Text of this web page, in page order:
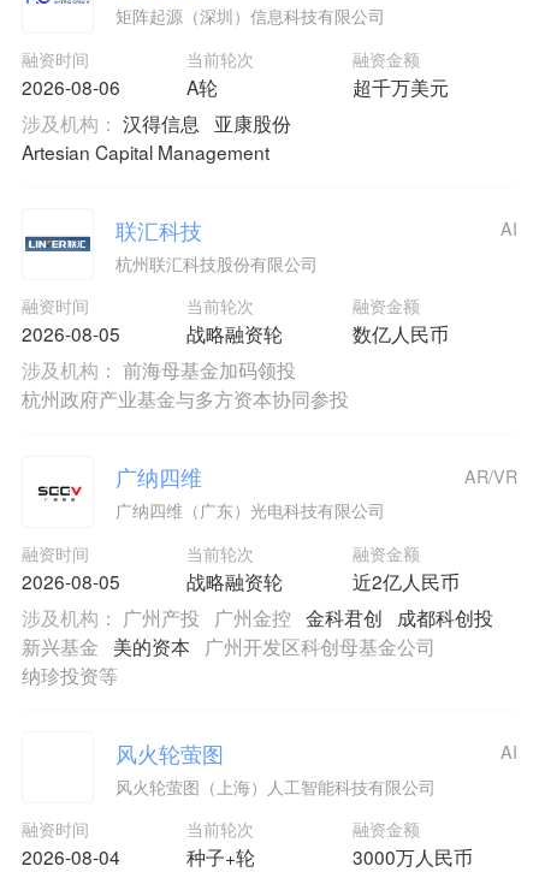
矩阵起源（深圳）信息科技有限公司
融资时间
2026-08-06
当前轮次
A轮
融资金额
超千万美元
涉及机构： 汉得信息
亚康股份
Artesian Capital Management
联汇科技
杭州联汇科技股份有限公司
融资时间
2026-08-05
当前轮次
战略融资轮
融资金额
数亿人民币
AI
涉及机构： 前海母基金加码领投
杭州政府产业基金与多方资本协同参投
广纳四维
广纳四维（广东）光电科技有限公司
融资时间
2026-08-05
当前轮次
战略融资轮
融资金额
近2亿人民币
AR/VR
涉及机构： 广州产投 广州金控 金科君创
成都科创投
新兴基金
美的资本
广州开发区科创母基金公司
纳珍投资等
风火轮萤图
风火轮萤图（上海）人工智能科技有限公司
融资时间
2026-08-04
当前轮次
种子+轮
融资金额
3000万人民币
AI